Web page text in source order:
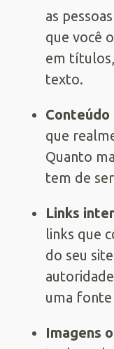
as
que você
em
texto.
Conteúdo
que
Quanto
tem de
Links
links que
do seu
uma
Imagens